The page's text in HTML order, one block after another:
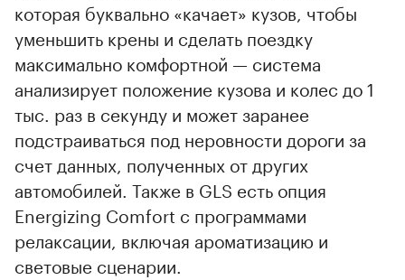
которая буквально «качает» кузов, чтобы
уменьшить крены и сделать поездку
максимально комфортной — система
анализирует положение кузова и колес до 1
тыс. раз в секунду и может заранее
подстраиваться под неровности дороги за
счет данных, полученных от других
автомобилей. Также в GLS есть опция
Energizing Comfort с программами
релаксации, включая ароматизацию и
световые сценарии.